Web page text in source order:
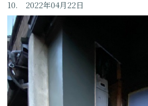
10. 2022年04月22日